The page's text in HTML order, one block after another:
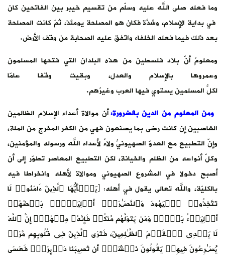
وما فعله صلى الله عليه وسلّم من تقسيم خيبر بين الفاتحين كان
في بداية الإسلام، وشدّة فكان هو المصلحةَ يومئذ، ثمّ كانت المصلحة
بعد ذلك فيما فعله الخلفاء واتّفق عليه الصحابة من وقف الأرض.
ومعلومٌ أنّ بلاد فلسطين من هذه البلدان التي فتحها المسلمون
وعمروها بالإسلام والعدل، وبقيت وقفا عامّا
لكلّ المسلمين يستوي فيها العربُ وغيرُهم.
ومن المعلوم من الدين بالضرورة:أن موالاة أعداء الإسلام الظالمين
الغاصبين إن كانت رضى بما يصنعون فهي من الكفر المخرج من الملة،
وإنّ التطبيع مع العدوّ الصهيونيُّ ولاءٌ لأعداء الله ورسوله والمؤمنين،
وكلّ أنواعه من الظلم والخيانة، لكن التطبيع المعاصر تطوّر إلى أن
أصبح دخولا في المشروع الصهيوني وموالاة لأهله وانخراطا فيه
بالكليّة، والله تعالى يقول في أهله: ﴿یَـٰۤأَیُّهَا ٱلَّذِینَ ءَامَنُوا۟ لَا
تَتَّخِذُوا۟ ٱلۡیَهُودَ وَٱلنَّصَـٰرَىٰۤ أَوۡلِیَاۤءَۘ بَعۡضُهُمۡ
أَوۡلِیَاۤءُ بَعۡضࣲۚ وَمَن یَتَوَلَّهُم مِّنكُمۡ فَإِنَّهُۥ مِنۡهُمۡۗ إِنَّ ٱللَّهَ
لَا یَهۡدِی ٱلۡقَوۡمَ ٱلظَّـٰلِمِینَ، فَتَرَى ٱلَّذِینَ فِی قُلُوبِهِم مَّرَضࣱ
یُسَـٰرِعُونَ فِیهِمۡ یَقُولُونَ نَخۡشَىٰۤ أَن تُصِیبَنَا دَاۤىِٕرَةࣱۚ فَعَسَى